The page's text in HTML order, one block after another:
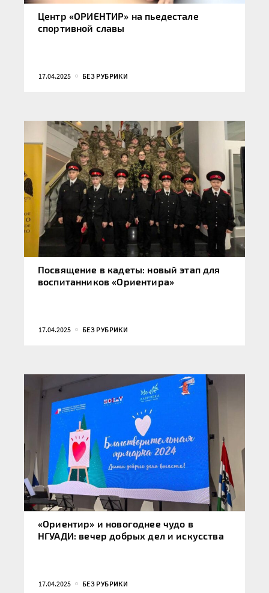
Центр «ОРИЕНТИР» на пьедестале
спортивной славы
17.04.2025 БЕЗ РУБРИКИ
Посвящение в кадеты: новый этап для
воспитанников «Ориентира»
17.04.2025 БЕЗ РУБРИКИ
«Ориентир» и новогоднее чудо в
НГУАДИ: вечер добрых дел и искусства
17.04.2025 БЕЗ РУБРИКИ